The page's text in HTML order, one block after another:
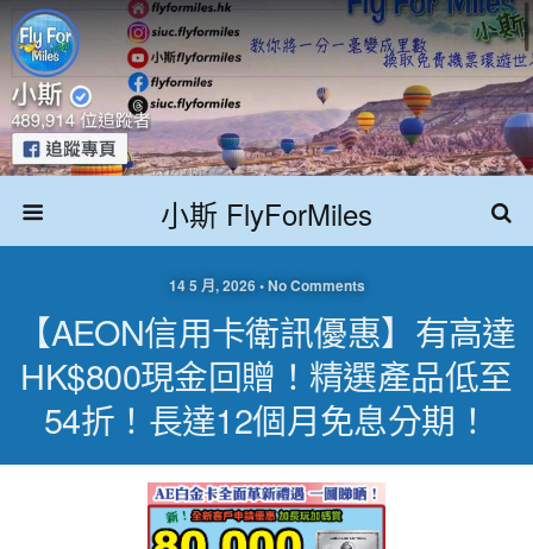
小斯 FlyForMiles
14 5 月, 2026 • No Comments
【AEON信用卡衛訊優惠】有高達
HK$800現金回贈！精選產品低至
54折！長達12個月免息分期！